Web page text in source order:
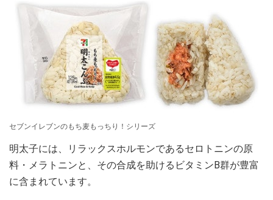
セブンイレブンのもち麦もっちり！シリーズ
明太子には、リラックスホルモンであるセロトニンの原
料・メラトニンと、その合成を助けるビタミンB群が豊富
に含まれています。